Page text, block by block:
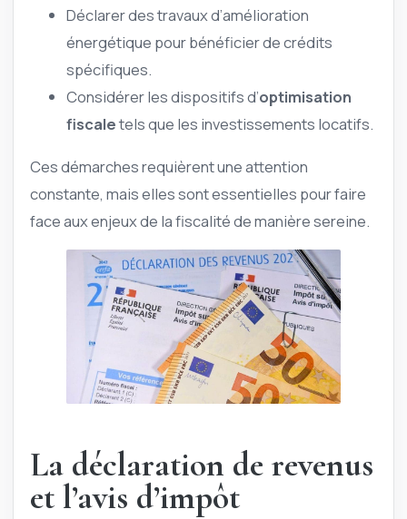
Déclarer des travaux d’amélioration
énergétique pour bénéficier de crédits
spécifiques.
Considérer les dispositifs d’optimisation
fiscaletels que les investissements locatifs.
Ces démarches requièrent une attention
constante, mais elles sont essentielles pour faire
face aux enjeux de la fiscalité de manière sereine.
La déclaration de revenus
et l’avis d’impôt